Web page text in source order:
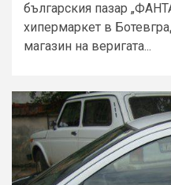
българския пазар
хипермаркет в
магазин на веригата...